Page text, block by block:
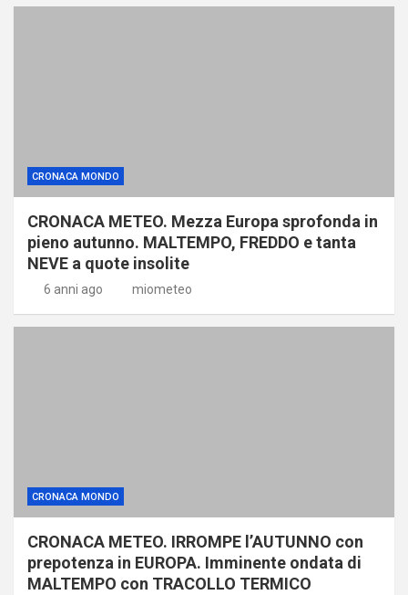
CRONACA MONDO
CRONACA METEO. Mezza Europa sprofonda in
pieno autunno. MALTEMPO, FREDDO e tanta
NEVE a quote insolite
6 anni ago miometeo
CRONACA MONDO
CRONACA METEO. IRROMPE l’AUTUNNO con
prepotenza in EUROPA. Imminente ondata di
MALTEMPO con TRACOLLO TERMICO